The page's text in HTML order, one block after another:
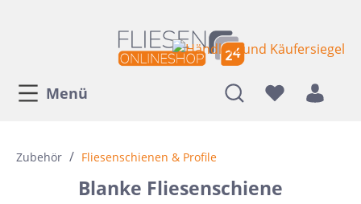
Menü
Zubehör / Fliesenschienen & Profile
Blanke Fliesenschiene